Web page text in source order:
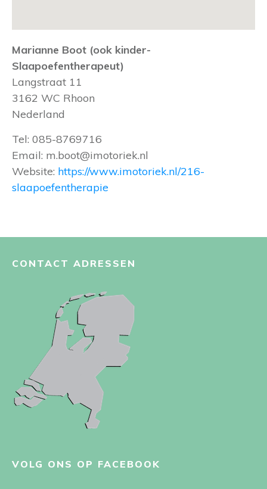
Marianne Boot (ook kinder-
Slaapoefentherapeut)
Langstraat 11
3162 WC Rhoon
Nederland
Tel: 085-8769716
Email: m.boot@imotoriek.nl
Website: https://www.imotoriek.nl/216-
slaapoefentherapie
CONTACT ADRESSEN
VOLG ONS OP FACEBOOK